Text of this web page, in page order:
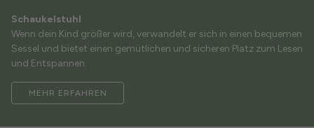
Schaukelstuhl
Wenn dein Kind größer wird, verwandelt er sich in einen bequemen
Sessel und bietet einen gemütlichen und sicheren Platz zum Lesen
und Entspannen.
MEHR ERFAHREN